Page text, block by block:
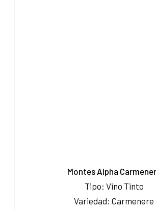
Montes Alpha
Tipo: Vino Tinto
Variedad: Carmenere